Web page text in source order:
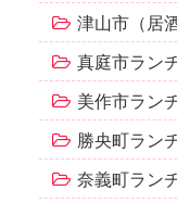
津山市（居
真庭市ラン
美作市ラン
勝央町ラン
奈義町ラン